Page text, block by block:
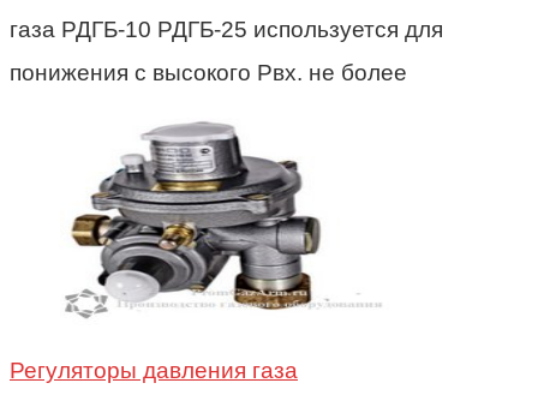
газа РДГБ-10 РДГБ-25 используется для
понижения с высокого Рвх. не более
Регуляторы давления газа